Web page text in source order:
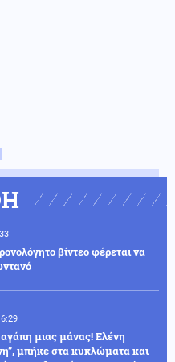
βίντεο φέρεται να
μιας μάνας! Ελένη
μπήκε στα κυκλώματα και